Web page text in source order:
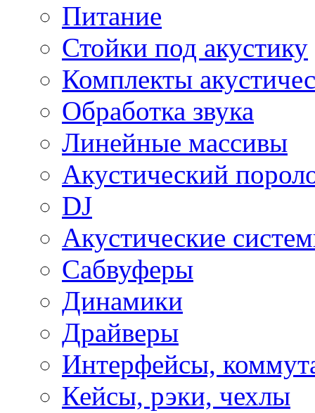
Питание
Стойки под акустику
Комплекты
Обработка звука
Линейные массивы
Акустический
DJ
Акустические
Сабвуферы
Динамики
Драйверы
Интерфейсы,
Кейсы, рэки, чехлы